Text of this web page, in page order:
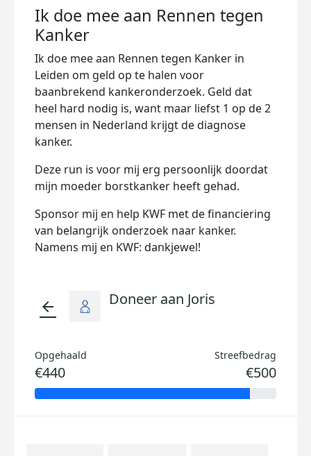
Ik doe mee aan Rennen tegen
Kanker
Ik doe mee aan Rennen tegen Kanker in
Leiden om geld op te halen voor
baanbrekend kankeronderzoek. Geld dat
heel hard nodig is, want maar liefst 1 op de 2
mensen in Nederland krijgt de diagnose
kanker.
Deze run is voor mij erg persoonlijk doordat
mijn moeder borstkanker heeft gehad.
Sponsor mij en help KWF met de financiering
van belangrijk onderzoek naar kanker.
Namens mij en KWF: dankjewel!
arrow_back Doneer aan Joris
Opgehaald
€440
Streefbedrag
€500